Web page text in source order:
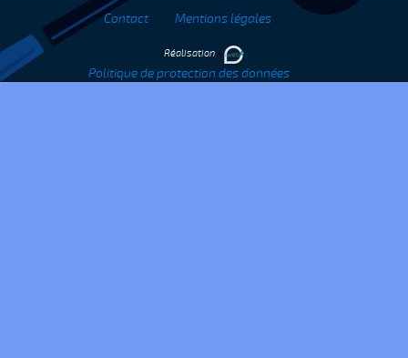
Contact Mentions légales
Politique de protection des données
Réalisation